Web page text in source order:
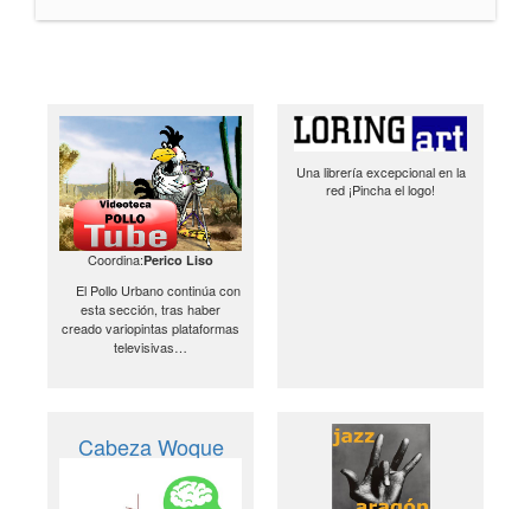
Coordina:Perico Liso
El Pollo Urbano continúa con
esta sección, tras haber
creado variopintas plataformas
televisivas…
Una librería excepcional en la
red ¡Pincha el logo!
Cabeza Woque